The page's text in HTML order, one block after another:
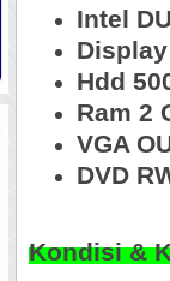
Intel
Hdd
Ram 2
VGA
DVD
Kondisi &